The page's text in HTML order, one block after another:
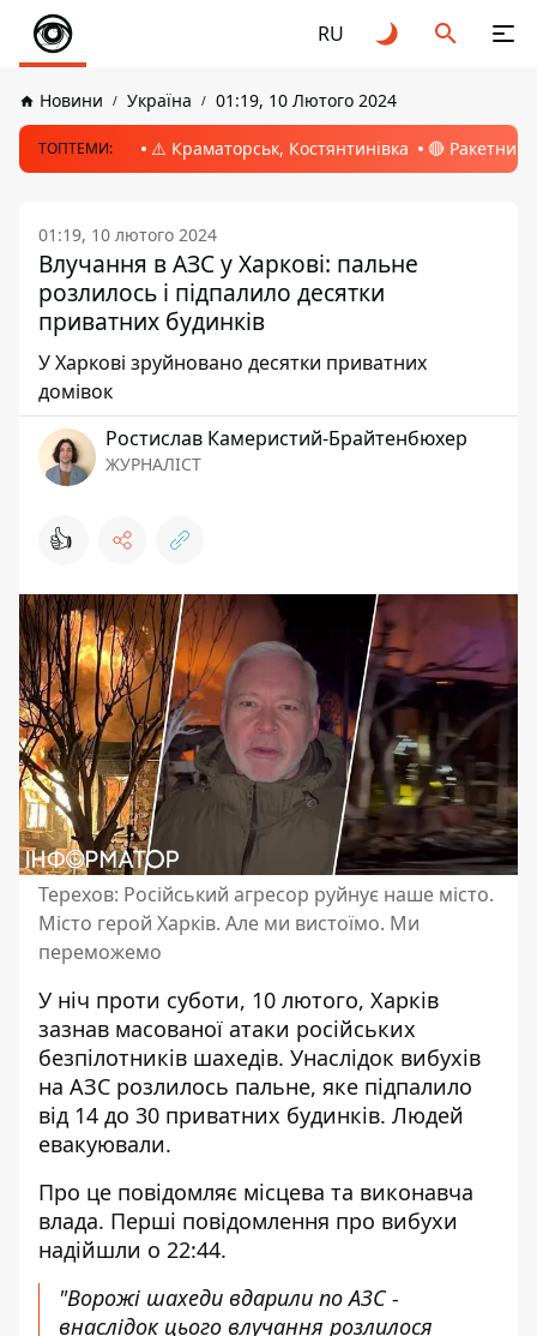
RU
Новини Україна 01:19, 10 Лютого 2024
ТОПТЕМИ: ⚠️ Краматорськ, Костянтинівка 🔴 Ракетний
01:19, 10 лютого 2024
Влучання в АЗС у Харкові: пальне
розлилось і підпалило десятки
приватних будинків
У Харкові зруйновано десятки приватних
домівок
Ростислав Камеристий-Брайтенбюхер
ЖУРНАЛІСТ
👍
Терехов: Російський агресор руйнує наше місто.
Місто герой Харків. Але ми вистоїмо. Ми
переможемо
У ніч проти суботи, 10 лютого, Харків
зазнав масованої атаки російських
безпілотників шахедів. Унаслідок вибухів
на АЗС розлилось пальне, яке підпалило
від 14 до 30 приватних будинків. Людей
евакуювали.
Про це повідомляє місцева та виконавча
влада. Перші повідомлення про вибухи
надійшли о 22:44.
"Ворожі шахеди вдарили по АЗС -
внаслідок цього влучання розлилося